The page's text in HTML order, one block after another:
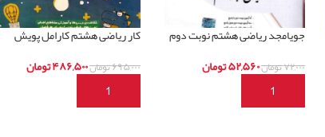
جویامجد ریاضی هشتم نوبت دوم
۷۲,۰۰۰تومان۵۲,۵۶۰تومان
افزودن به سبد خرید
کار ریاضی هشتم کارامل پویش
۶۹۵,۰۰۰تومان۴۸۶,۵۰۰تومان
افزودن به سبد خرید